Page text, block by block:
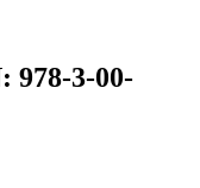
978-3-00-